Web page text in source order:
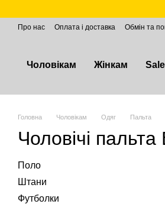
Про нас Оплата і доставка Обмін та
Чоловікам Жінкам Sale
Головна Чоловікам Одяг Пальта
Чоловічі
Поло
Штани
Футболки